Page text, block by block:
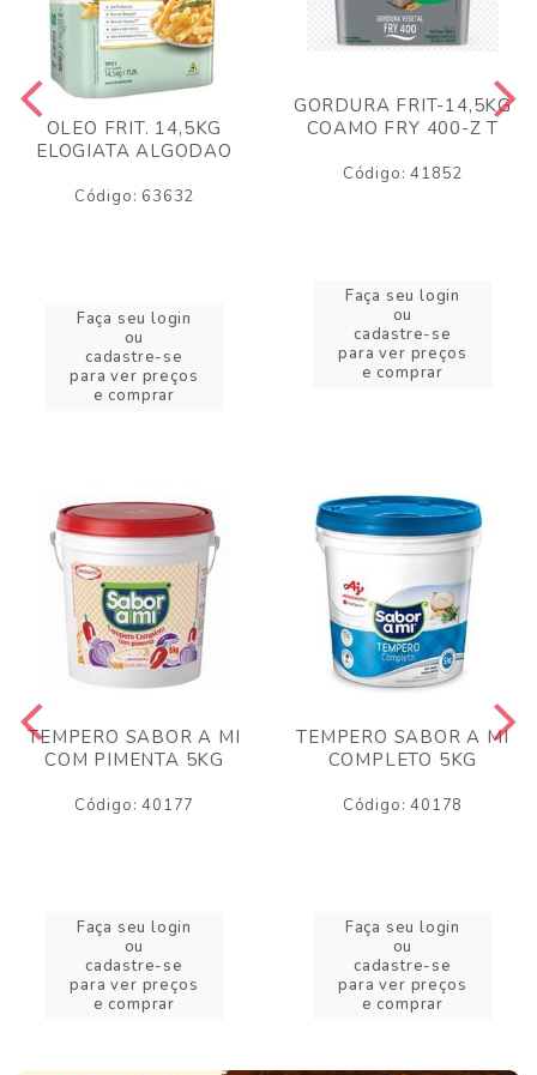
OLEO FRIT. 14,5KG
ELOGIATA ALGODAO
Código: 63632
Faça seu login
ou
cadastre-se
para ver preços
e comprar
GORDURA FRIT-14,5KG
COAMO FRY 400-Z T
Código: 41852
Faça seu login
ou
cadastre-se
para ver preços
e comprar
TEMPERO SABOR A MI
COM PIMENTA 5KG
Código: 40177
Faça seu login
ou
cadastre-se
para ver preços
e comprar
TEMPERO SABOR A MI
COMPLETO 5KG
Código: 40178
Faça seu login
ou
cadastre-se
para ver preços
e comprar